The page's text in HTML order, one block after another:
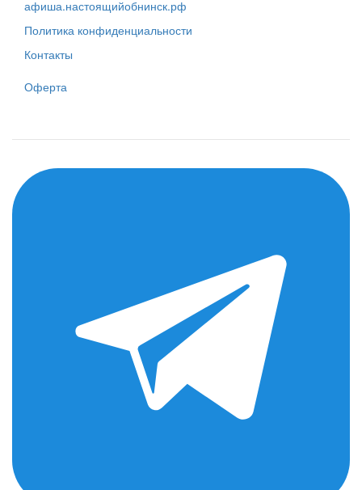
афиша.настоящийобнинск.рф
Политика конфиденциальности
Контакты
Оферта